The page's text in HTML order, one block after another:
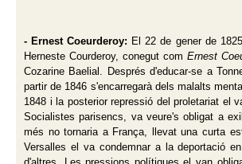
- Ernest Coeurderoy: El22 de gener de
Herneste Courderoy, conegut com Ernest
Cozarine Baelial. Després d'educar-se a
partir de 1846 s'encarregarà dels malalts
1848 i la posterior repressió del proletariat el
Socialistes parisencs, va veure's obligat a
més no tornaria a França, llevat una curta
Versalles el va condemnar a la deportació